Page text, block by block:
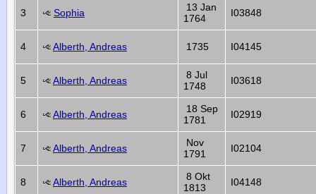
3 Sophia
13 Jan
1764
I03848
4 Alberth, Andreas 1735 I04145
5 Alberth, Andreas
8 Jul
1748
I03618
6 Alberth, Andreas
18 Sep
1781
I02919
7 Alberth, Andreas
Nov
1791
I02104
8 Alberth, Andreas
8 Okt
1813
I04148